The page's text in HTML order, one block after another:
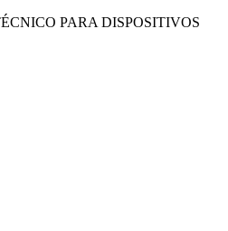
PARA DISPOSITIVOS